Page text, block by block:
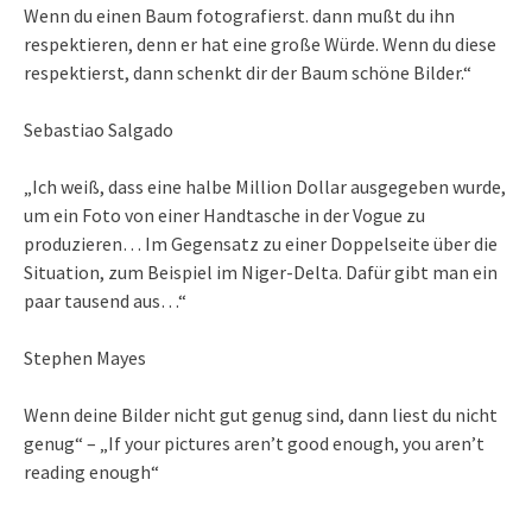
Wenn du einen Baum fotografierst. dann mußt du ihn
respektieren, denn er hat eine große Würde. Wenn du diese
respektierst, dann schenkt dir der Baum schöne Bilder.“
Sebastiao Salgado
„Ich weiß, dass eine halbe Million Dollar ausgegeben wurde,
um ein Foto von einer Handtasche in der Vogue zu
produzieren… Im Gegensatz zu einer Doppelseite über die
Situation, zum Beispiel im Niger-Delta. Dafür gibt man ein
paar tausend aus…“
Stephen Mayes
Wenn deine Bilder nicht gut genug sind, dann liest du nicht
genug“ – „If your pictures aren’t good enough, you aren’t
reading enough“